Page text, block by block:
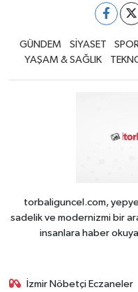
GÜNDEM SİYASET SPOR
YAŞAM & SAĞLIK
torbaliguncel.com,
sadelik ve modernizmi bir
insanlara haber
İzmir Nöbetçi Eczaneler